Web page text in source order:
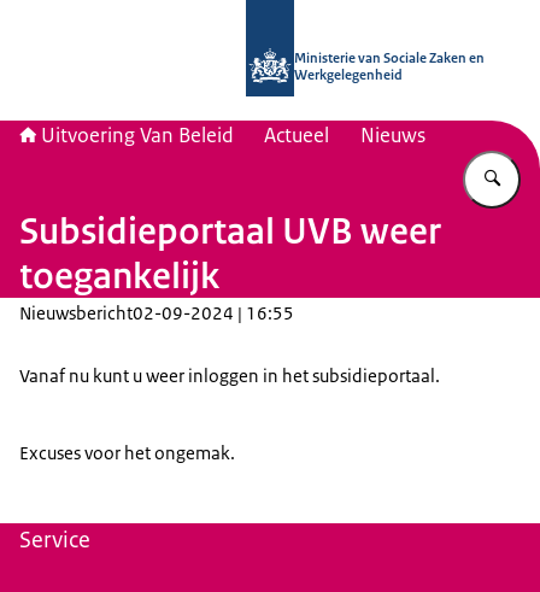
Ministerie van Sociale Zaken en
Werkgelegenheid
Uitvoering Van Beleid Actueel Nieuws
Subsidieportaal UVB weer
toegankelijk
Nieuwsbericht02-09-2024 | 16:55
Vanaf nu kunt u weer inloggen in het subsidieportaal.
Excuses voor het ongemak.
Service